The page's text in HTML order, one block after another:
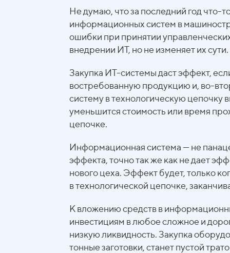
Не думаю, что за последний год что-
информационных систем в
ошибки при принятии
внедрении ИТ, но не изменяет их сути.
Закупка ИТ-системы даст эффект,
востребованную продукцию и, во-
систему в технологическую цепочку
уменьшится стоимость или время
цепочке.
Информационная система — не
эффекта, точно так же как не дает
нового цеха. Эффект будет, только
в технологической цепочке,
К вложению средств в
инвестициям в любое сложное и
низкую ликвидность. Закупка
тонные заготовки, станет пустой